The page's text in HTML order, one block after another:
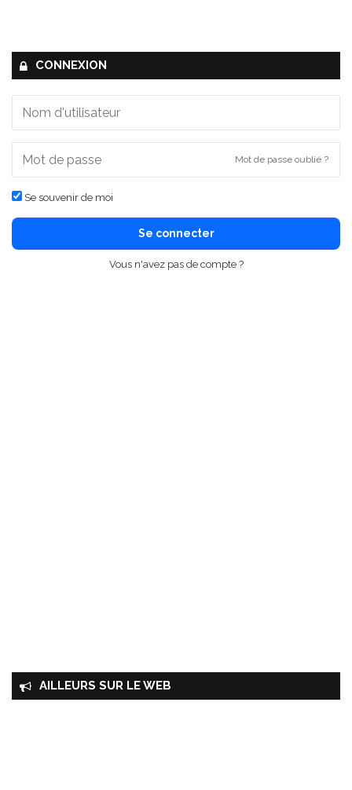
CONNEXION
Mot de passe oublié ?
Se souvenir de moi
Se connecter
Vous n'avez pas de compte ?
AILLEURS SUR LE WEB